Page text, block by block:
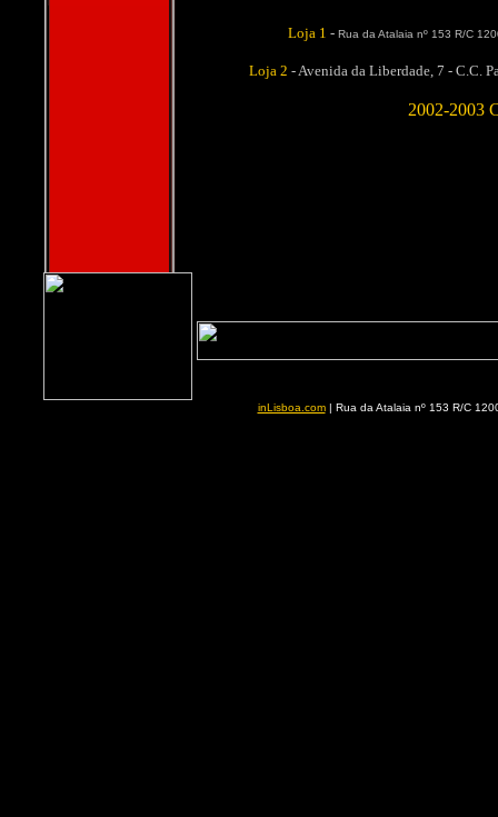
Loja 1 - Rua da Atalaia nº 153 R/C
Loja 2 - Avenida da Liberdade, 7 - C.C.
2002-2003
inLisboa.com| Rua da Atalaia nº 153 R/C